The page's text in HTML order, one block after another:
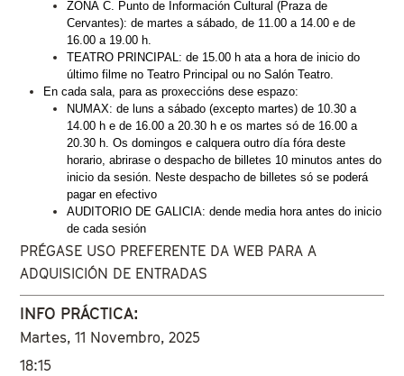
ZONA C. Punto de Información Cultural (Praza de
Cervantes): de martes a sábado, de 11.00 a 14.00 e de
16.00 a 19.00 h.
TEATRO PRINCIPAL: de 15.00 h ata a hora de inicio do
último filme no Teatro Principal ou no Salón Teatro.
En cada sala, para as proxeccións dese espazo:
NUMAX: de luns a sábado (excepto martes) de 10.30 a
14.00 h e de 16.00 a 20.30 h e os martes só de 16.00 a
20.30 h. Os domingos e calquera outro día fóra deste
horario, abrirase o despacho de billetes 10 minutos antes do
inicio da sesión. Neste despacho de billetes só se poderá
pagar en efectivo
AUDITORIO DE GALICIA: dende media hora antes do inicio
de cada sesión
PRÉGASE USO PREFERENTE DA WEB PARA A
ADQUISICIÓN DE ENTRADAS
INFO PRÁCTICA:
Martes, 11 Novembro, 2025
18:15